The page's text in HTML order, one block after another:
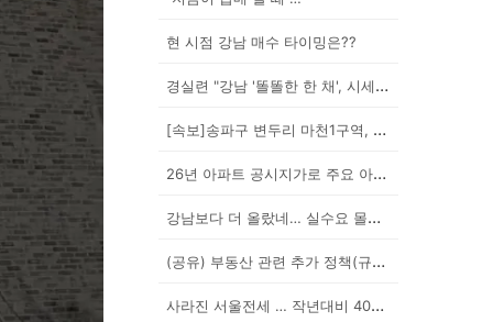
현 시점 강남 매수 타이밍은??
경실련 "강남 '똘똘한 한 채', 시세 차익 102억인...
[속보]송파구 변두리 마천1구역, 49층 랜드마크로 날...
26년 아파트 공시지가로 주요 아파트 보유세 시뮬레이션...
강남보다 더 올랐네… 실수요 몰린 이곳은?
(공유) 부동산 관련 추가 정책(규제) 발표 예상됩니다...
사라진 서울전세 … 작년대비 40% '뚝'